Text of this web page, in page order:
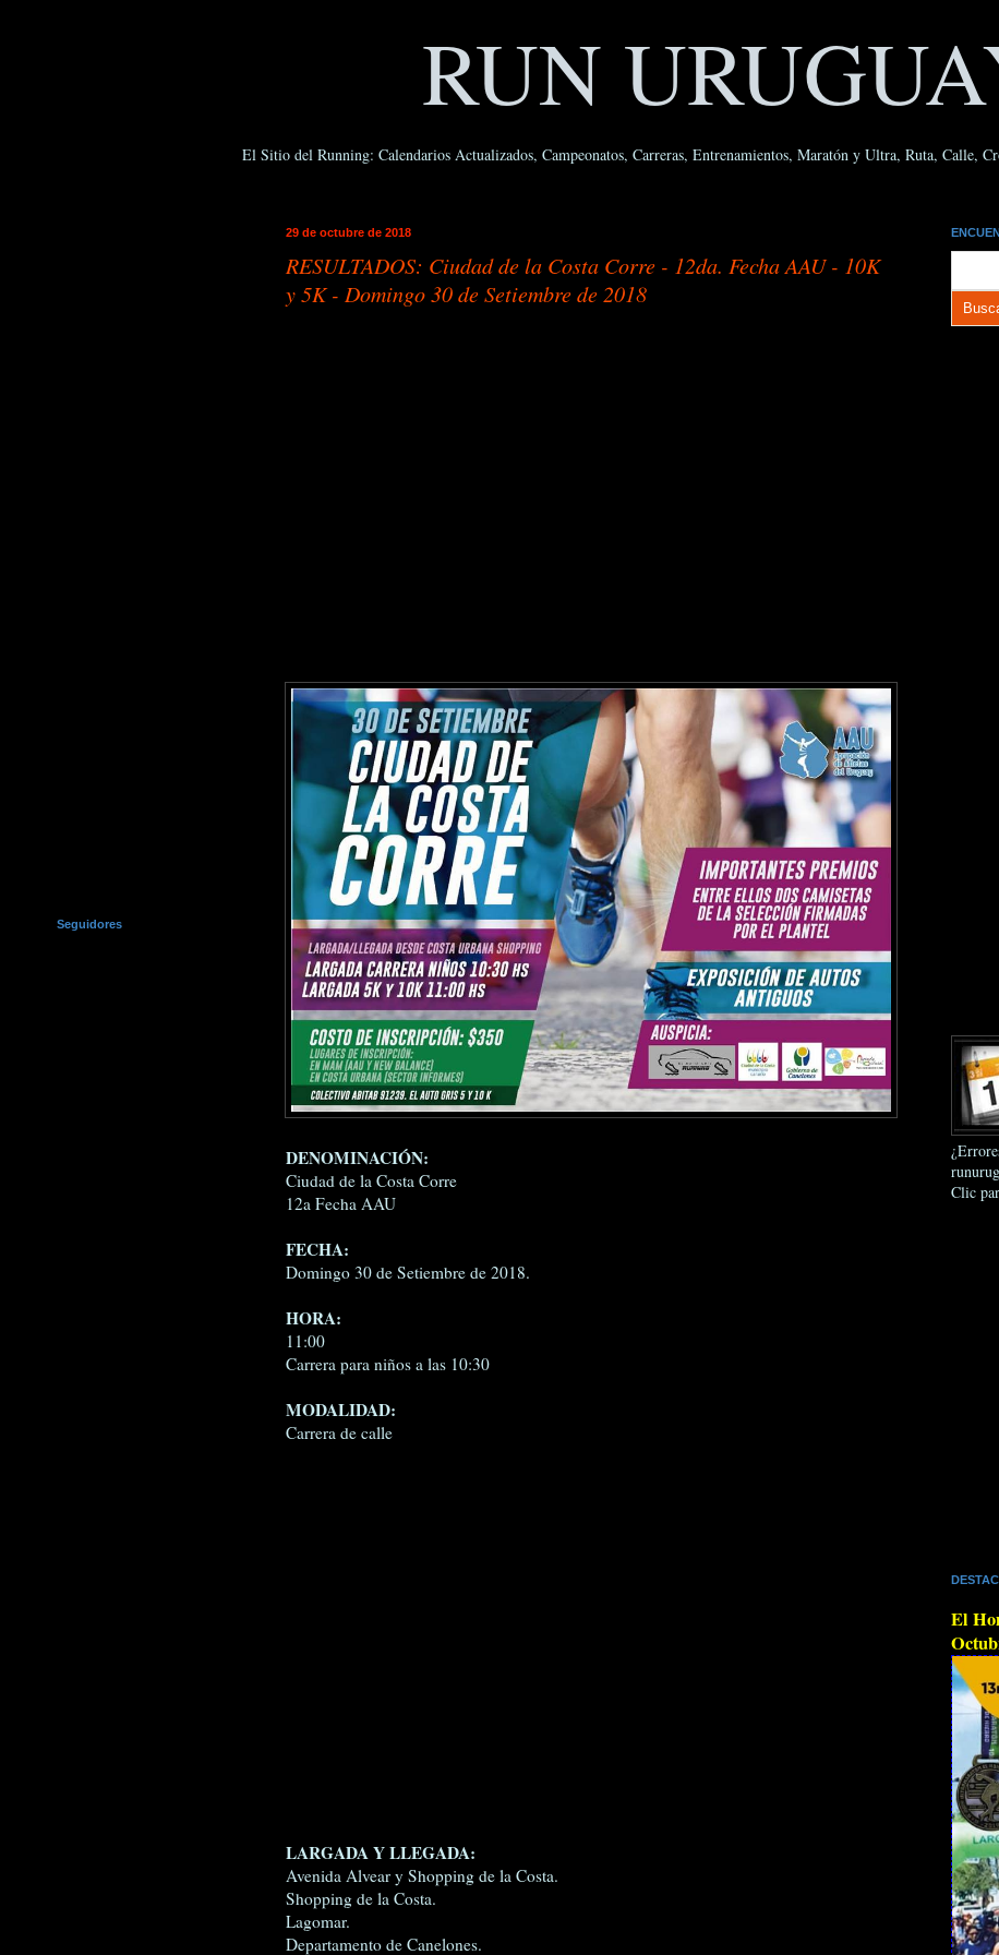
RUN
El Sitio del Running: Calendarios Actualizados, Campeonatos, Carreras, Entrenamientos, Maratón y Ultra, Ruta, Calle,
29 de octubre de 2018
RESULTADOS: Ciudad de la Costa Corre - 12da. Fecha AAU - 10K
y 5K - Domingo 30 de Setiembre de 2018
DENOMINACIÓN:
Ciudad de la Costa Corre
12a Fecha AAU
FECHA:
Domingo 30 de Setiembre de 2018.
HORA:
11:00
Carrera para niños a las 10:30
MODALIDAD:
Carrera de calle
LARGADA Y LLEGADA:
Avenida Alvear y Shopping de la Costa.
Shopping de la Costa.
Lagomar.
Departamento de Canelones.
Seguidores
Clic
El